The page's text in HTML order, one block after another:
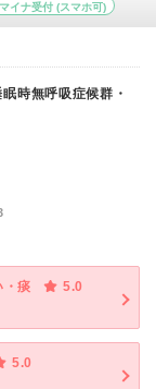
マイナ受付 (スマホ可)
時無呼吸症候群・
・痰
5.0
5.0